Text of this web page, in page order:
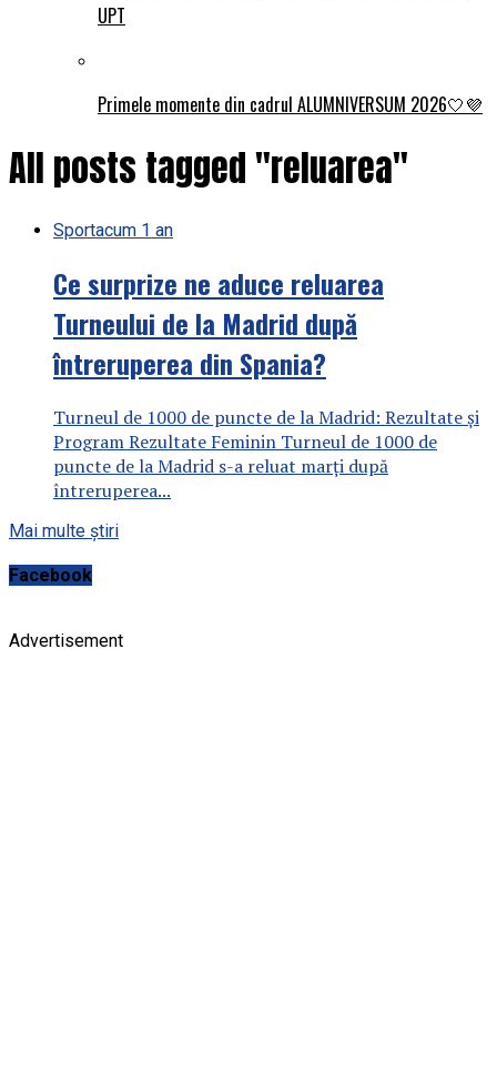
UPT
Primele momente din cadrul ALUMNIVERSUM 2026🤍💜
All posts tagged "reluarea"
Sportacum 1 an
Ce surprize ne aduce reluarea
Turneului de la Madrid după
întreruperea din Spania?
Turneul de 1000 de puncte de la Madrid: Rezultate și
Program Rezultate Feminin Turneul de 1000 de
puncte de la Madrid s-a reluat marți după
întreruperea...
Mai multe știri
Facebook
Advertisement